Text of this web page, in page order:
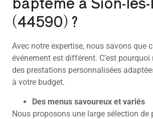
(44590) ?
Avec notre expertise, nous savons que
événement est différent. C’est
des prestations personnalisées
à votre budget.
Des menus savoureux et variés
Nous proposons une large sélection